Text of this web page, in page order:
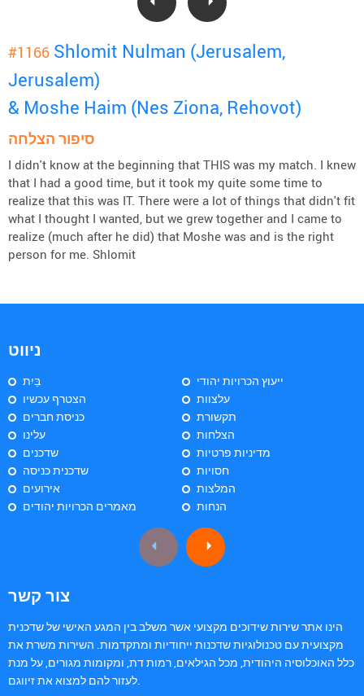
#1166 Shlomit Nulman (Jerusalem,
Jerusalem)
& Moshe Haim (Nes Ziona, Rehovot)
סיפור הצלחה
I didn't know at the beginning that THIS was my match. I knew
that I had a good time, but it took my quite some time to
realize that this was IT. There were a lot of things that didn't fit
what I thought I wanted, but we grew together and I came to
realize (much after he did) that Moshe was and is the right
person for me. Shlomit
ניווט
בַּיִת
הצטרף עכשיו
כניסת חברים
עלינו
שדכנים
שדכנית כניסה
אירועים
מאמרים הכרויות יהודים
ייעוץ הכרויות יהודי
עלצוות
תקשורת
הצלחות
מדיניות פרטיות
חסויות
המלצות
הנחות
צור קשר
הינו אתר שירות שידוכים מקצועי אשר משלב בין המגע האישי של שדכנית
מקצועית עם טכנולוגיות שדכנות ייחודיות ומתקדמות. השירות משרת את
כלל האוכלוסיה היהודית, מכל הגילאים, רמות דת, ומקומות מגורים, על מנת